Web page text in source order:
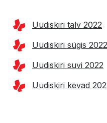
Uudiskiri talv 2022
Uudiskiri sügis 2022
Uudiskiri suvi 2022
Uudiskiri kevad